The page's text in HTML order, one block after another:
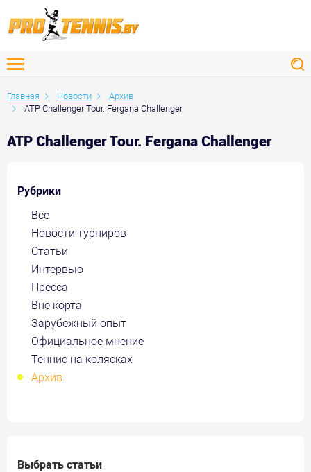
Главная Новости
Архив
ATP Challenger Tour. Fergana Challenger
ATP Challenger Tour. Fergana Challenger
Рубрики
Все
Новости турниров
Статьи
Интервью
Пресса
Вне корта
Зарубежный опыт
Официальное мнение
Теннис на колясках
Архив
Выбрать статьи